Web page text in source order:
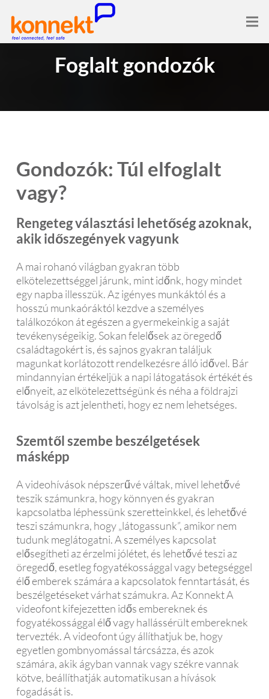
Foglalt gondozók
Gondozók: Túl elfoglalt
vagy?
Rengeteg választási lehetőség azoknak,
akik időszegények vagyunk
A mai rohanó világban gyakran több
elkötelezettséggel járunk, mint időnk, hogy mindet
egy napba illesszük. Az igényes munkáktól és a
hosszú munkaóráktól kezdve a személyes
találkozókon át egészen a gyermekeinkig a saját
tevékenységeikig. Sokan felelősek az öregedő
családtagokért is, és sajnos gyakran találjuk
magunkat korlátozott rendelkezésre álló idővel. Bár
mindannyian értékeljük a napi látogatások értékét és
előnyeit, az elkötelezettségünk és néha a földrajzi
távolság is azt jelentheti, hogy ez nem lehetséges.
Szemtől szembe beszélgetések
másképp
A videohívások népszerűvé váltak, mivel lehetővé
teszik számunkra, hogy könnyen és gyakran
kapcsolatba léphessünk szeretteinkkel, és lehetővé
teszi számunkra, hogy „látogassunk”, amikor nem
tudunk meglátogatni. A személyes kapcsolat
elősegítheti az érzelmi jólétet, és lehetővé teszi az
öregedő, esetleg fogyatékossággal vagy betegséggel
élő emberek számára a kapcsolatok fenntartását, és
beszélgetéseket várhat számukra. Az Konnekt A
videofont kifejezetten idős embereknek és
fogyatékossággal élő vagy hallássérült embereknek
tervezték. A videofont úgy állíthatjuk be, hogy
egyetlen gombnyomással tárcsázza, és azok
számára, akik ágyban vannak vagy székre vannak
kötve, beállíthatják automatikusan a hívások
fogadását is.